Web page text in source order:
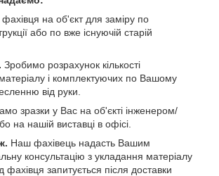
фахівця на об'єкт для заміру по
або по вже існуючій старій
Зробимо розрахунок кількості
і комплектуючих по Вашому
від руки.
зразки у Вас на об'єкті інженером/
на нашій виставці в офісі.
Наш фахівець надасть Вашим
консультацію з укладання матеріалу
фахівця запитується після доставки